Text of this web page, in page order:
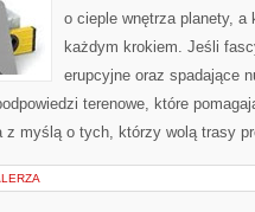
o cieple wnętrza planety, a
każdym krokiem. Jeśli
erupcyjne oraz spadające
terenowe, które
z myślą o tych, którzy wolą trasy